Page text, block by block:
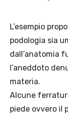
L’esempio
podologia sia
dall’anatomia
l’aneddoto
materia.
Alcune
piede ovvero il